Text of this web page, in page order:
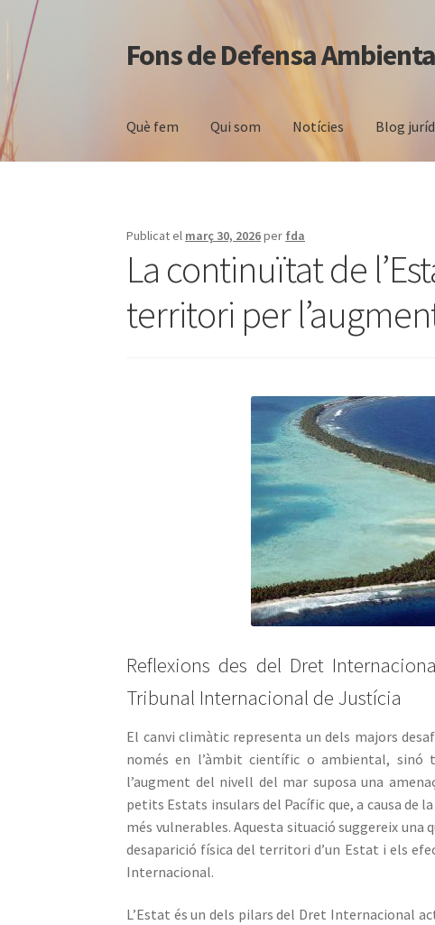
Salta
a
Vés
al
Fons de Defensa
Què fem Qui som Notícies Blog
Publicat el març 30, 2026per fda
La continuïtat de
territori per
Reflexions des del Dret
Tribunal Internacional de Justícia
El canvi climàtic representa un dels majors
només en l’àmbit científic o ambiental, sinó
l’augment del nivell del mar suposa una
petits Estats insulars del Pacífic que, a causa de
més vulnerables. Aquesta situació suggereix
desaparició física del territori d’un Estat i els
Internacional.
L’Estat és un dels pilars del Dret Internacional